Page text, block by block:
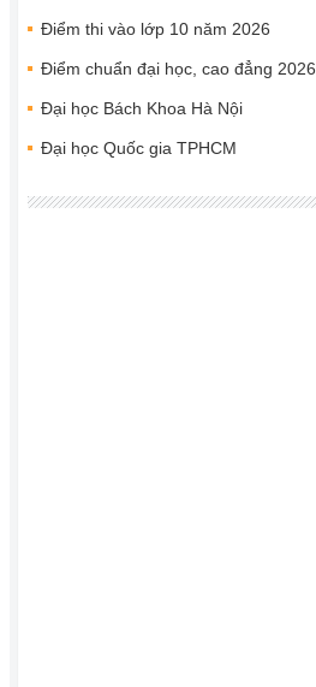
Điểm thi vào lớp 10 năm 2026
Điểm chuẩn đại học, cao đẳng 2026
Đại học Bách Khoa Hà Nội
Đại học Quốc gia TPHCM